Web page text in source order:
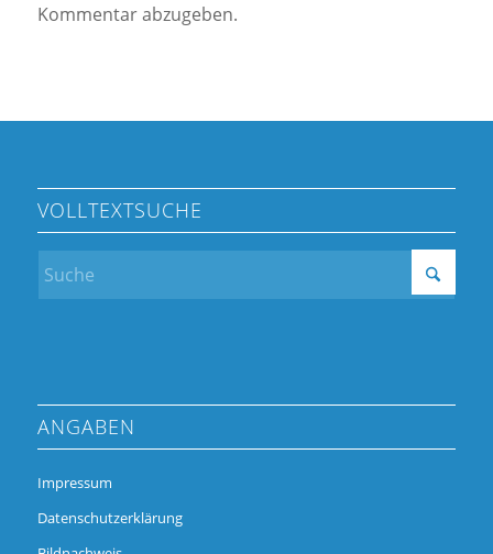
Kommentar abzugeben.
VOLLTEXTSUCHE
ANGABEN
Impressum
Datenschutzerklärung